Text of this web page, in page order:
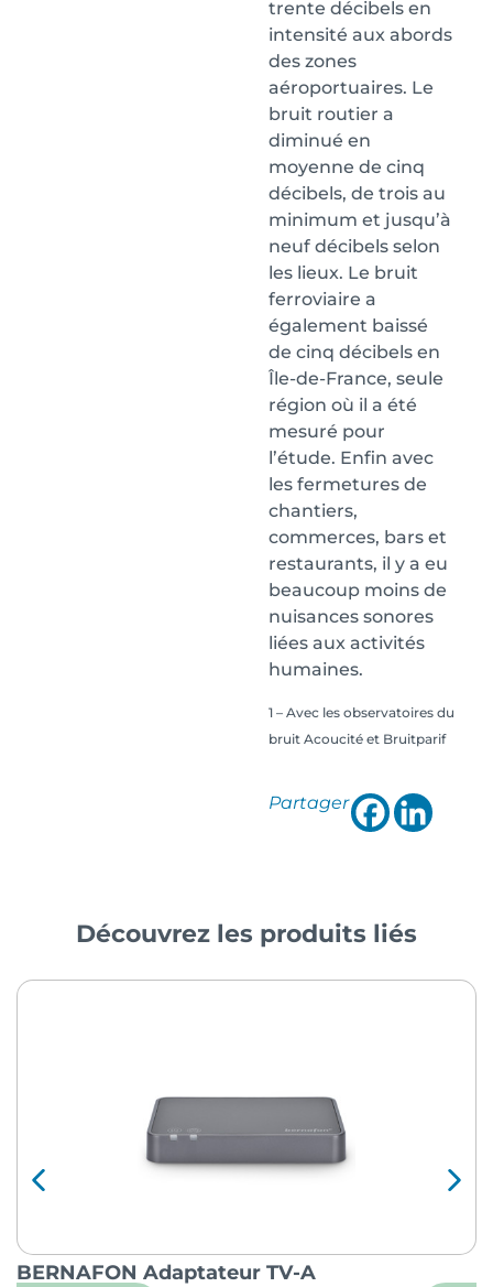
trente décibels en
intensité aux abords
des zones
aéroportuaires. Le
bruit routier a
diminué en
moyenne de cinq
décibels, de trois au
minimum et jusqu’à
neuf décibels selon
les lieux. Le bruit
ferroviaire a
également baissé
de cinq décibels en
Île-de-France, seule
région où il a été
mesuré pour
l’étude. Enfin avec
les fermetures de
chantiers,
commerces, bars et
restaurants, il y a eu
beaucoup moins de
nuisances sonores
liées aux activités
humaines.
1 – Avec les observatoires du
bruit Acoucité et Bruitparif
Partager
Découvrez les produits liés
BERNAFON Adaptateur TV-A